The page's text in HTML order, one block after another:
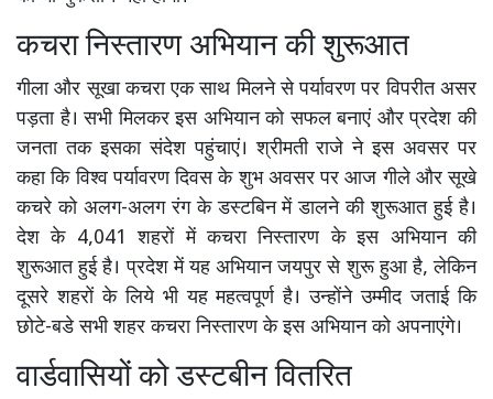
कचरा निस्तारण अभियान की शुरूआत
गीला और सूखा कचरा एक साथ मिलने से पर्यावरण पर विपरीत असर
पड़ता है। सभी मिलकर इस अभियान को सफल बनाएं और प्रदेश की
जनता तक इसका संदेश पहुंचाएं। श्रीमती राजे ने इस अवसर पर
कहा कि विश्व पर्यावरण दिवस के शुभ अवसर पर आज गीले और सूखे
कचरे को अलग-अलग रंग के डस्टबिन में डालने की शुरूआत हुई है।
देश के 4,041 शहरों में कचरा निस्तारण के इस अभियान की
शुरूआत हुई है। प्रदेश में यह अभियान जयपुर से शुरू हुआ है, लेकिन
दूसरे शहरों के लिये भी यह महत्वपूर्ण है। उन्होंने उम्मीद जताई कि
छोटे-बडे सभी शहर कचरा निस्तारण के इस अभियान को अपनाएंगे।
वार्डवासियों को डस्टबीन वितरित